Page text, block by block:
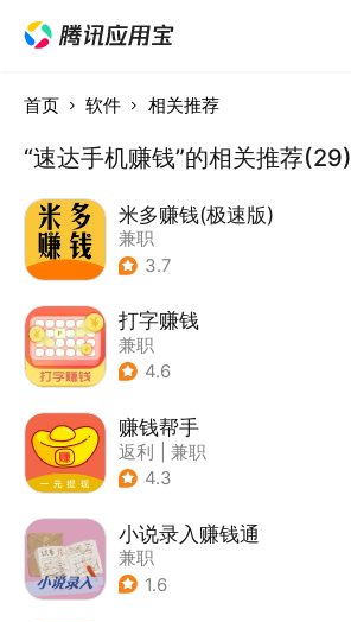
首页 软件 相关推荐
“速达手机赚钱”的相关推荐(29)
米多赚钱(极速版)
兼职
3.7
打字赚钱
兼职
4.6
赚钱帮手
返利
兼职
4.3
小说录入赚钱通
兼职
1.6